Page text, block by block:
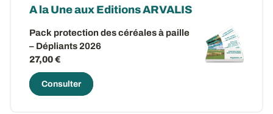
A la Une aux Editions ARVALIS
Pack protection des céréales à paille
– Dépliants 2026
27,00 €
Consulter